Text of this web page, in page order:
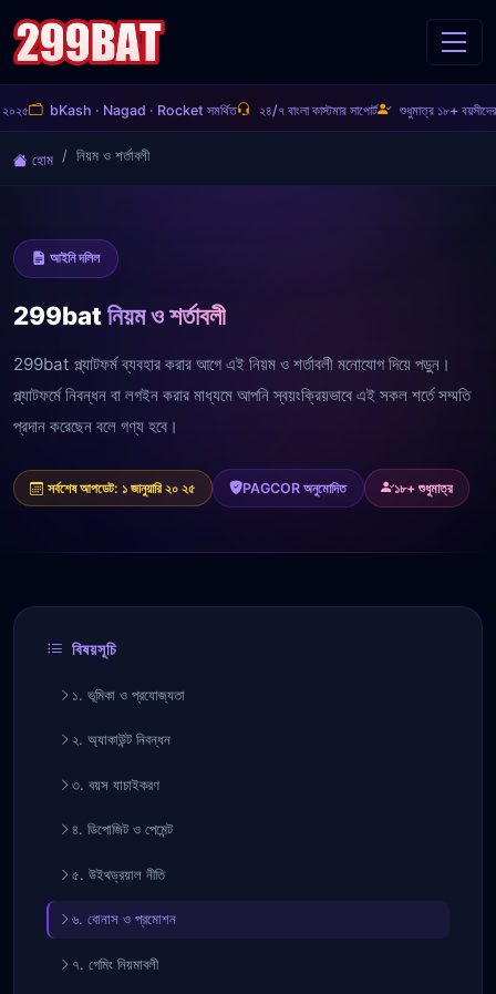
bKash · Nagad · Rocket সমর্থিত ২৪/৭ বাংলা কাস্টমার সাপোর্ট শুধুমাত্র ১৮+ বয়সীদের জন্য
হোম নিয়ম ও শর্তাবলী
আইনি দলিল
299batনিয়ম ও শর্তাবলী
299bat প্ল্যাটফর্ম ব্যবহার করার আগে এই নিয়ম ও শর্তাবলী মনোযোগ দিয়ে পড়ুন।
প্ল্যাটফর্মে নিবন্ধন বা লগইন করার মাধ্যমে আপনি স্বয়ংক্রিয়ভাবে এই সকল শর্তে সম্মতি
প্রদান করেছেন বলে গণ্য হবে।
সর্বশেষ আপডেট: ১ জানুয়ারি ২০ ২৫ PAGCOR অনুমোদিত ১৮+ শুধুমাত্র
বিষয়সূচি
১. ভূমিকা ও প্রযোজ্যতা
২. অ্যাকাউন্ট নিবন্ধন
৩. বয়স যাচাইকরণ
৪. ডিপোজিট ও পেমেন্ট
৫. উইথড্রয়াল নীতি
৬. বোনাস ও প্রমোশন
৭. গেমিং নিয়মাবলী